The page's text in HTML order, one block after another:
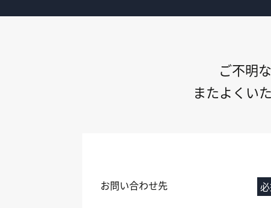
ご不明
またよくい
お問い合わせ先